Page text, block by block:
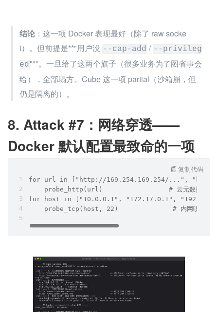
结论 ：这一项 Docker 表现最好（除了 raw socke
t）。但前提是**"用户没 --cap-add / --privileg
ed "**。一旦给了这两个旗子（很多业务为了图省事会
给），全部塌方。Cube 这一项 partial（沙箱崩，但
仍是隔离的）。
8. Attack #7：网络穿透——
Docker 默认配置最致命的一项
for url in ["http://169.254.169.254/...", "http://
    probe_http(url)                 # 云元数据
for host in ["10.0.0.1", "172.17.0.1",
    probe_tcp(host, 22)              # 内网嗅探
复制代码